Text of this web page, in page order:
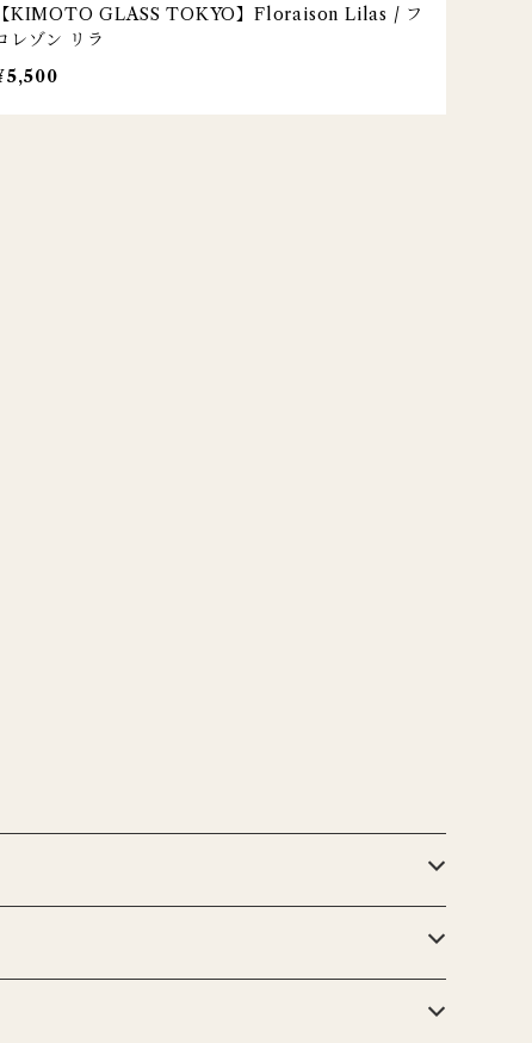
【KIMOTO GLASS TOKYO】Floraison Lilas / フ
レゾン リラ